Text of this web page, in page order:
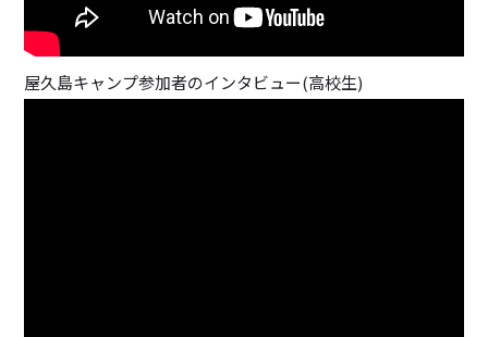
屋久島キャンプ参加者のインタビュー(高校生)